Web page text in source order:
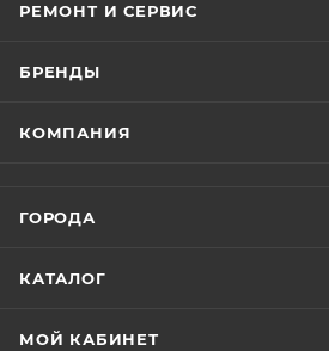
Динамическая частота
островом взаимодействия с
РЕМОНТ И СЕРВИС
БРЕНДЫ
КОМПАНИЯ
ГОРОДА
КАТАЛОГ
МОЙ КАБИНЕТ